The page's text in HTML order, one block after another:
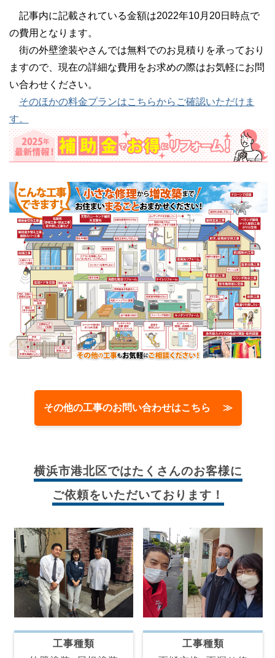
記事内に記載されている金額は2022年10月20日時点で
の費用となります。
街の外壁塗装やさんでは無料でのお見積りを承っており
ますので、現在の詳細な費用をお求めの際はお気軽にお問
い合わせください。
そのほかの料金プランはこちらからご確認いただけま
す。
その他の工事のお問い合わせはこちら ≫
横浜市港北区ではたくさんのお客様に
ご依頼をいただいております！
工事種類
工事種類